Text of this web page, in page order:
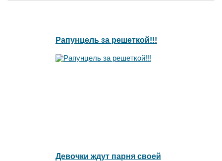
Рапунцель за решеткой!!!
Девочки ждут парня своей